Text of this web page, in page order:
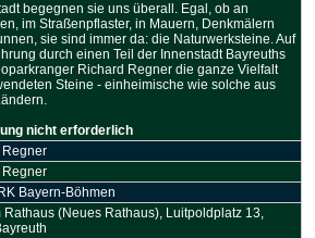
begegnen sie uns überall. Egal, ob an
im Straßenpflaster, in Mauern, Denkmälern
sie sind immer da: die Naturwerksteine. Auf
durch einen Teil der Innenstadt Bayreuths
Richard Regner die ganze Vielfalt
Steine - einheimische wie solche aus
nicht erforderlich
Regner
Regner
Bayern-Böhmen
Rathaus (Neues Rathaus), Luitpoldplatz 13,